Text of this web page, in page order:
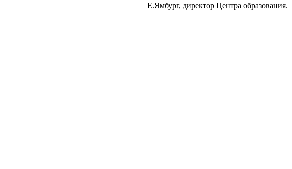
Е.Ямбург, директор Центра образования.